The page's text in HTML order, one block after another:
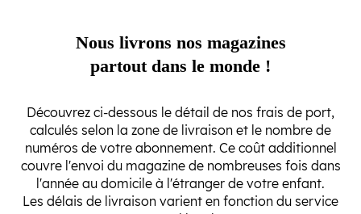
Nous livrons nos magazines
partout dans le monde !
Découvrez ci-dessous le détail de nos frais de port,
calculés selon la zone de livraison et le nombre de
numéros de votre abonnement. Ce coût additionnel
couvre l'envoi du magazine de nombreuses fois dans
l'année au domicile à l'étranger de votre enfant.
Les délais de livraison varient en fonction du service